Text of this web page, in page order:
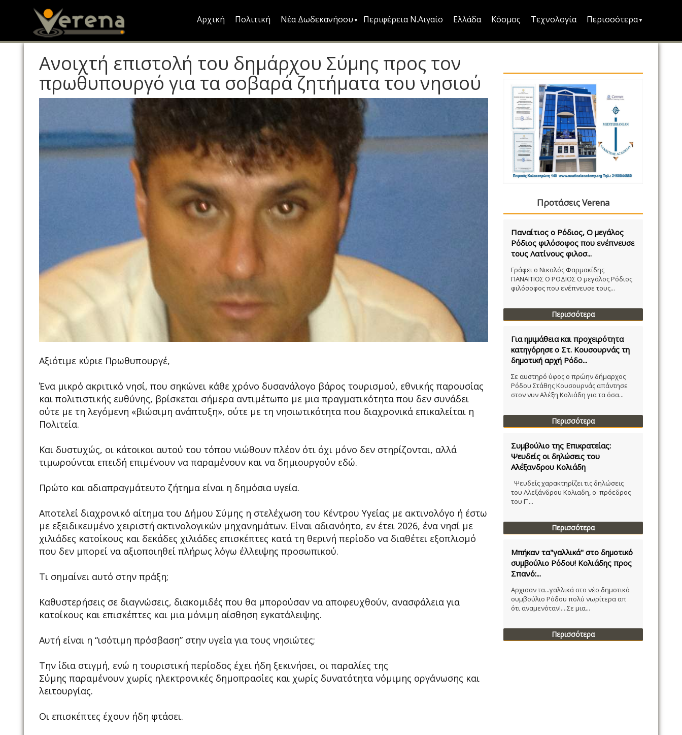
Αρχική Πολιτική Νέα Δωδεκανήσου Περιφέρεια Ν.Αιγαίο Ελλάδα Κόσμος Τεχνολογία Περισσότερα
Ανοιχτή επιστολή του δημάρχου Σύμης προς τον
πρωθυπουργό για τα σοβαρά ζητήματα του νησιού
Αξιότιμε κύριε Πρωθυπουργέ,
Ένα μικρό ακριτικό νησί, που σηκώνει κάθε χρόνο δυσανάλογο βάρος τουρισμού, εθνικής παρουσίας
και πολιτιστικής ευθύνης, βρίσκεται σήμερα αντιμέτωπο με μια πραγματικότητα που δεν συνάδει
ούτε με τη λεγόμενη «βιώσιμη ανάπτυξη», ούτε με τη νησιωτικότητα που διαχρονικά επικαλείται η
Πολιτεία.
Και δυστυχώς, οι κάτοικοι αυτού του τόπου νιώθουν πλέον ότι όχι μόνο δεν στηρίζονται, αλλά
τιμωρούνται επειδή επιμένουν να παραμένουν και να δημιουργούν εδώ.
Πρώτο και αδιαπραγμάτευτο ζήτημα είναι η δημόσια υγεία.
Αποτελεί διαχρονικό αίτημα του Δήμου Σύμης η στελέχωση του Κέντρου Υγείας με ακτινολόγο ή έστω
με εξειδικευμένο χειριστή ακτινολογικών μηχανημάτων. Είναι αδιανόητο, εν έτει 2026, ένα νησί με
χιλιάδες κατοίκους και δεκάδες χιλιάδες επισκέπτες κατά τη θερινή περίοδο να διαθέτει εξοπλισμό
που δεν μπορεί να αξιοποιηθεί πλήρως λόγω έλλειψης προσωπικού.
Τι σημαίνει αυτό στην πράξη;
Καθυστερήσεις σε διαγνώσεις, διακομιδές που θα μπορούσαν να αποφευχθούν, ανασφάλεια για
κατοίκους και επισκέπτες και μια μόνιμη αίσθηση εγκατάλειψης.
Αυτή είναι η “ισότιμη πρόσβαση” στην υγεία για τους νησιώτες;
Την ίδια στιγμή, ενώ η τουριστική περίοδος έχει ήδη ξεκινήσει, οι παραλίες της
Σύμης παραμένουν χωρίς ηλεκτρονικές δημοπρασίες και χωρίς δυνατότητα νόμιμης οργάνωσης και
λειτουργίας.
Οι επισκέπτες έχουν ήδη φτάσει.
Προτάσεις Verena
Παναίτιος ο Ρόδιος, Ο μεγάλος
Ρόδιος φιλόσοφος που ενέπνευσε
τους Λατίνους φιλοσ...
Γράφει ο Νικολός Φαρμακίδης
ΠΑΝΑΙΤΙΟΣ Ο ΡΟΔΙΟΣ Ο μεγάλος Ρόδιος
φιλόσοφος που ενέπνευσε τους...
Περισσότερα
Για ημιμάθεια και προχειρότητα
κατηγόρησε ο Στ. Κουσουρνάς τη
δημοτική αρχή Ρόδο...
Σε αυστηρό ύφος ο πρώην δήμαρχος
Ρόδου Στάθης Κουσουρνάς απάντησε
στον νυν Αλέξη Κολιάδη για τα όσα...
Περισσότερα
Συμβούλιο της Επικρατείας:
Ψευδείς οι δηλώσεις του
Αλέξανδρου Κολιάδη
Ψευδείς χαρακτηρίζει τις δηλώσεις
του Αλεξάνδρου Κολιαδη, ο πρόεδρος
του Γ´...
Περισσότερα
Μπήκαν τα"γαλλικά" στο δημοτικό
συμβούλιο Ρόδου! Κολιάδης προς
Σπανό:...
Αρχισαν τα...γαλλικά στο νέο δημοτικό
συμβούλιο Ρόδου πολύ νωρίτερα απ
ότι αναμενόταν!....Σε μια...
Περισσότερα